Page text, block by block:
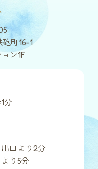
町16-1
ン1F
分
口より2分
り5分